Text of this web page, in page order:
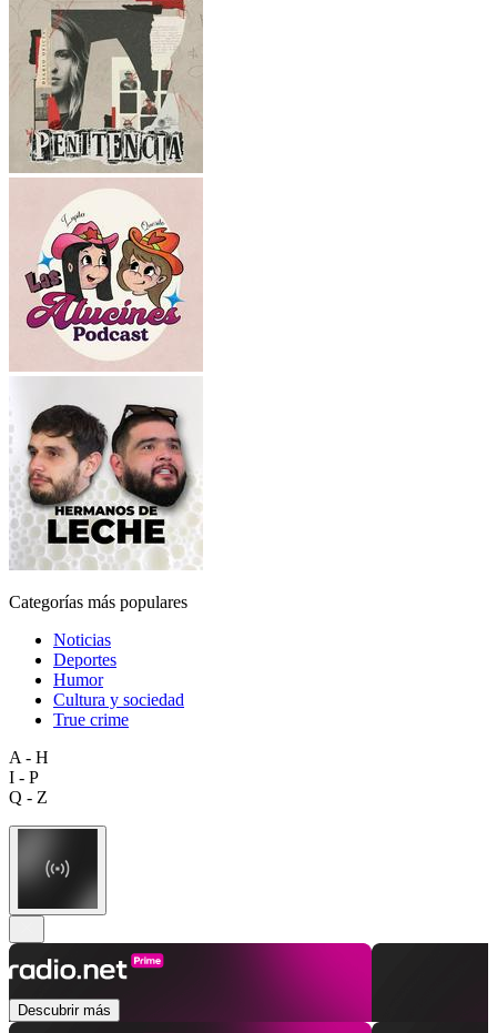
Categorías más populares
Noticias
Deportes
Humor
Cultura y sociedad
True crime
A - H
I - P
Q - Z
Descubrir más